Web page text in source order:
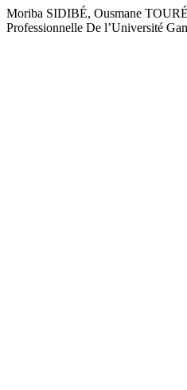
Moriba SIDIBÉ, Ousmane
Professionnelle De l’Université